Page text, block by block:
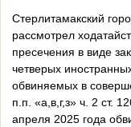
Стерлитамакский
рассмотрел
пресечения в виде
четверых
обвиняемых в
п.п. «а,в,г,з» ч. 2 ст.
апреля 2025 года